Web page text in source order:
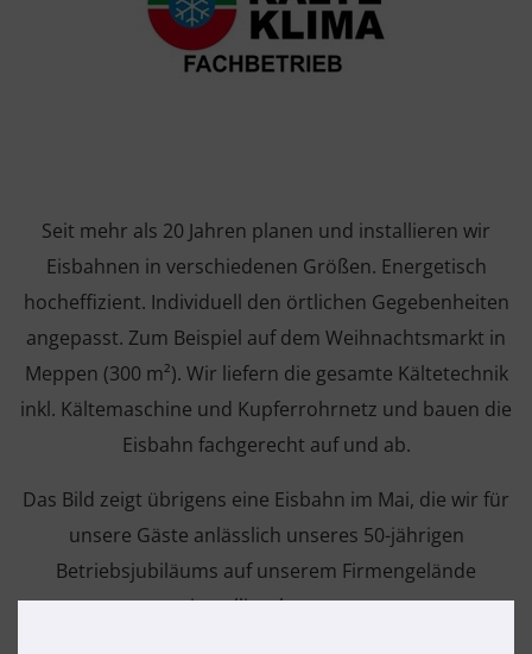
Seit mehr als 20 Jahren planen und installieren wir
Eisbahnen in verschiedenen Größen. Energetisch
hocheffizient. Individuell den örtlichen Gegebenheiten
angepasst. Zum Beispiel auf dem Weihnachtsmarkt in
Meppen (300 m²). Wir liefern die gesamte Kältetechnik
inkl. Kältemaschine und Kupferrohrnetz und bauen die
Eisbahn fachgerecht auf und ab.
Das Bild zeigt übrigens eine Eisbahn im Mai, die wir für
unsere Gäste anlässlich unseres 50-jährigen
Betriebsjubiläums auf unserem Firmengelände
installiert hatten.